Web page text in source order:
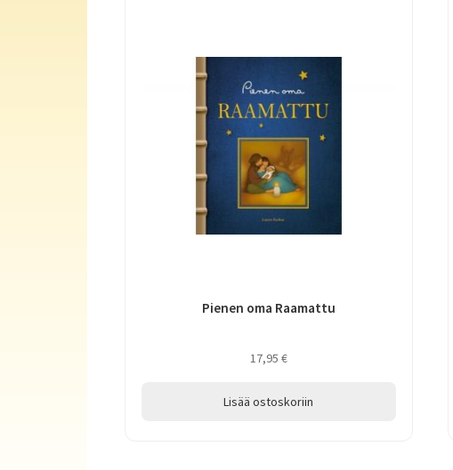
Pienen oma Raamattu
17,95 €
Lisää ostoskoriin